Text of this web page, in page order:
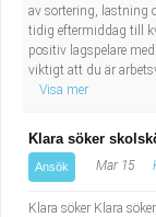
av sortering, lastning
tidig eftermiddag till
positiv lagspelare
viktigt att du är
Visa mer
Klara söker
Ansök Mar 15
Klara söker Klara